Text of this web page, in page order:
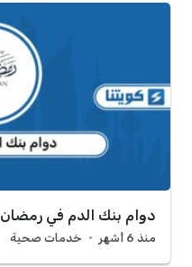
دوام بنك الدم في رمضان 2026 الكويت
منذ 6 أشهر خدمات صحية